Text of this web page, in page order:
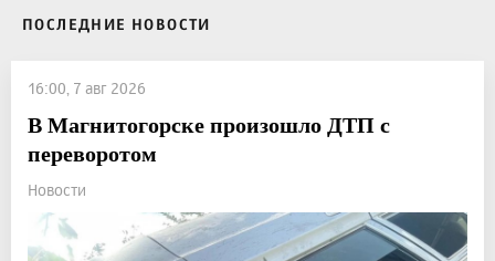
ПОСЛЕДНИЕ НОВОСТИ
16:00, 7 авг 2026
В Магнитогорске произошло ДТП с
переворотом
Новости